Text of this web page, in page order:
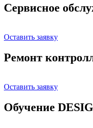
Сервисное
Оставить заявку
Ремонт
Оставить заявку
Обучение